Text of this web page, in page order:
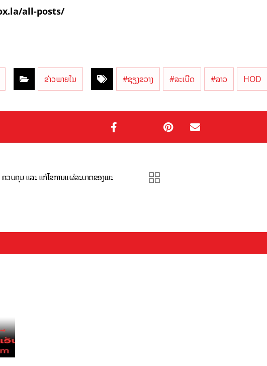
all-posts/
ຂ່າວພາຍໃນ #ຊຽງຂວາງ #ລະເບີດ #ລາວ HOD
ວບຄຸມ ແລະ ແກ້ໄຂການແຜ່ລະບາດຂອງພະ